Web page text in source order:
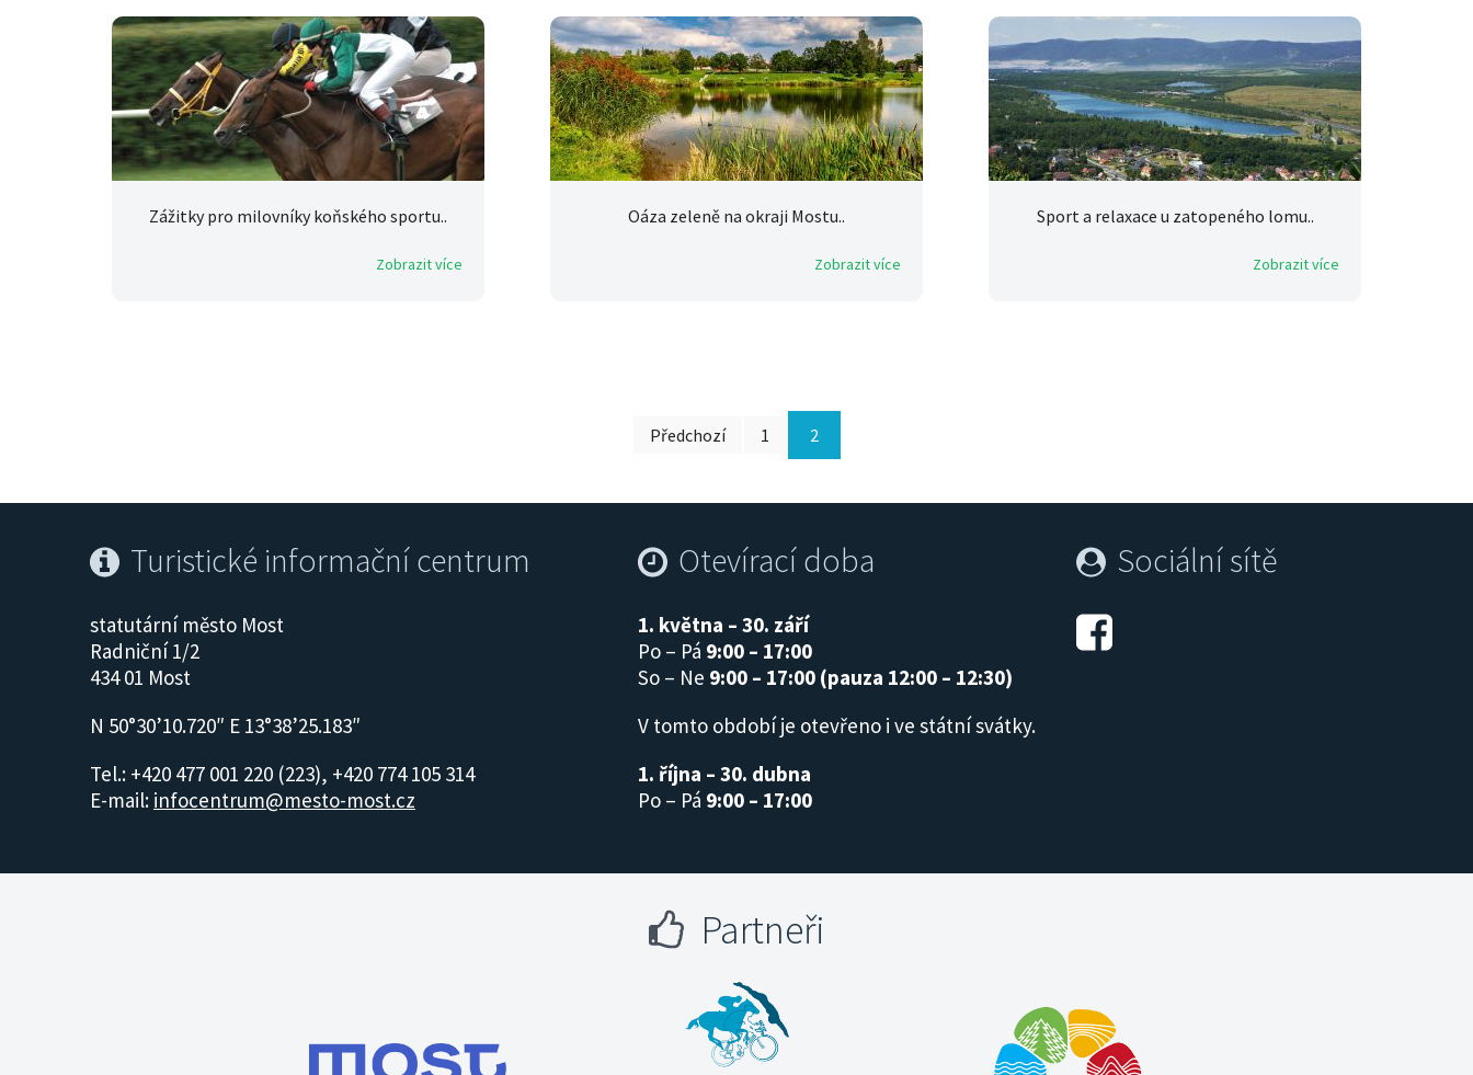
Zážitky pro milovníky koňského sportu..
Zobrazit více
Oáza zeleně na okraji Mostu..
Zobrazit více
Sport a relaxace u zatopeného lomu..
Zobrazit více
Předchozí 1 2
Turistické informační centrum
statutární město Most
Radniční 1/2
434 01 Most
N 50°30’10.720″ E 13°38’25.183″
Tel.: +420 477 001 220 (223), +420 774 105 314
E-mail: infocentrum@mesto-most.cz
Otevírací doba
1. května – 30. září
Po – Pá 9:00 – 17:00
So – Ne 9:00 – 17:00 (pauza 12:00 – 12:30)
V tomto období je otevřeno i ve státní svátky.
1. října – 30. dubna
Po – Pá 9:00 – 17:00
Sociální sítě
Partneři